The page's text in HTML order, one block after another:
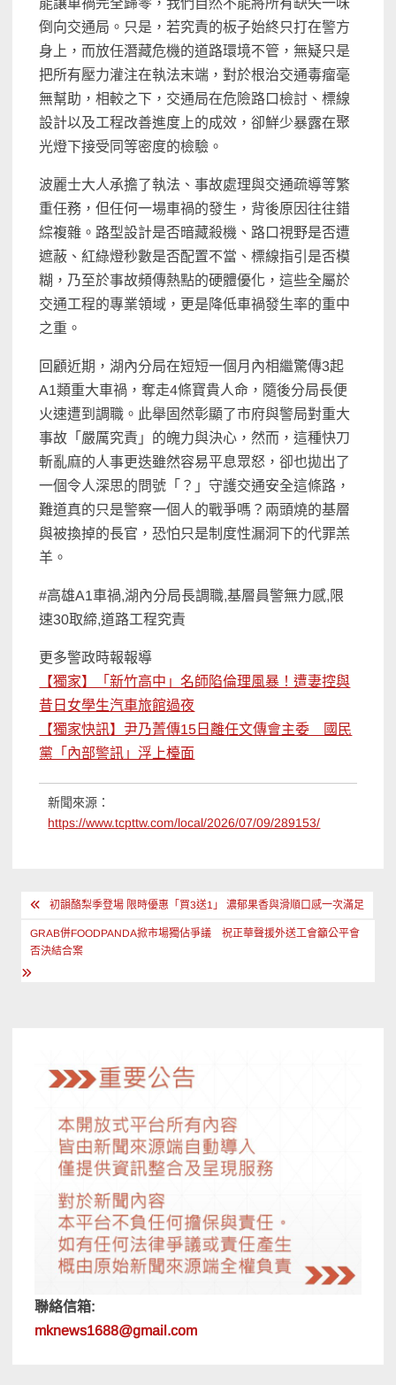
倒向交通局。只是，若究責的板子始終只打在警方
身上，而放任潛藏危機的道路環境不管，無疑只是
把所有壓力灌注在執法末端，對於根治交通毒瘤毫
無幫助，相較之下，交通局在危險路口檢討、標線
設計以及工程改善進度上的成效，卻鮮少暴露在聚
光燈下接受同等密度的檢驗。
波麗士大人承擔了執法、事故處理與交通疏導等繁
重任務，但任何一場車禍的發生，背後原因往往錯
綜複雜。路型設計是否暗藏殺機、路口視野是否遭
遮蔽、紅綠燈秒數是否配置不當、標線指引是否模
糊，乃至於事故頻傳熱點的硬體優化，這些全屬於
交通工程的專業領域，更是降低車禍發生率的重中
之重。
回顧近期，湖內分局在短短一個月內相繼驚傳3起
A1類重大車禍，奪走4條寶貴人命，隨後分局長便
火速遭到調職。此舉固然彰顯了市府與警局對重大
事故「嚴厲究責」的魄力與決心，然而，這種快刀
斬亂麻的人事更迭雖然容易平息眾怒，卻也拋出了
一個令人深思的問號「？」守護交通安全這條路，
難道真的只是警察一個人的戰爭嗎？兩頭燒的基層
與被換掉的長官，恐怕只是制度性漏洞下的代罪羔
羊。
#高雄A1車禍,湖內分局長調職,基層員警無力感,限
速30取締,道路工程究責
更多警政時報報導
【獨家】「新竹高中」名師陷倫理風暴！遭妻控與
昔日女學生汽車旅館過夜
【獨家快訊】尹乃菁傳15日離任文傳會主委 國民
黨「內部警訊」浮上檯面
新聞來源：
https://www.tcpttw.com/local/2026/07/09/289153/
文
章
導
初韻酪梨季登場 限時優惠「買3送1」 濃郁果香與滑順口感一次滿足
GRAB併FOODPANDA掀市場獨佔爭議 祝正華聲援外送工會籲公平會
否決結合案
聯絡信箱:
mknews1688@gmail.com